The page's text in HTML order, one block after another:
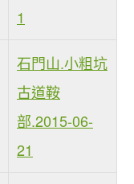
1
石門山.小粗坑
古道鞍
部.2015-06-
21